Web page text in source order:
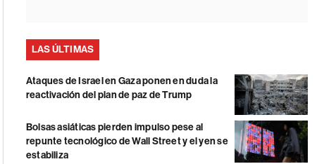
LAS ÚLTIMAS
Ataques de Israel en Gaza ponen en duda la
reactivación del plan de paz de Trump
Bolsas asiáticas pierden impulso pese al
repunte tecnológico de Wall Street y el yen se
estabiliza